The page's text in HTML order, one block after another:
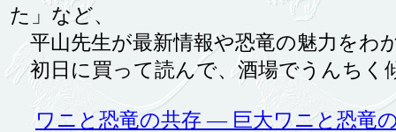
た」など、
平山先生が最新情報や恐竜の魅力を
初日に買って読んで、酒場でうんちく
ワニと恐竜の共存 ― 巨大ワニと恐竜